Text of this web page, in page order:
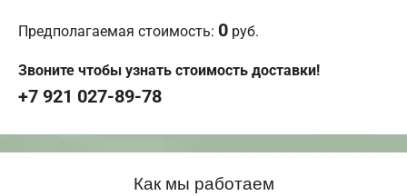
Предполагаемая стоимость: 0 руб.
Звоните чтобы узнать стоимость доставки!
+7 921 027-89-78
Как мы работаем